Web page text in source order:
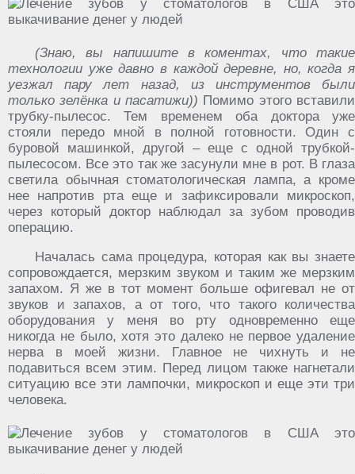
(Знаю, вы напишите в коментах, что такие
технологии уже давно в каждой деревне, но, когда я
уезжал пару лет назад, из инструментов были
только зелёнка и пасатижи)) Помимо этого вставили
трубку-пылесос. Тем временем оба доктора уже
стояли передо мной в полной готовности. Один с
буровой машинкой, другой – еще с одной трубкой-
пылесосом. Все это так же засунули мне в рот. В глаза
светила обычная стоматологическая лампа, а кроме
нее напротив рта еще и зафиксировали микроскоп,
через который доктор наблюдал за зубом проводив
операцию.
Началась сама процедура, которая как вы знаете
сопровождается, мерзким звуком и таким же мерзким
запахом. Я же в тот момент больше офигевал не от
звуков и запахов, а от того, что такого количества
оборудования у меня во рту одновременно еще
никогда не было, хотя это далеко не первое удаление
нерва в моей жизни. Главное не чихнуть и не
подавиться всем этим. Перед лицом также нагнетали
ситуацию все эти лампочки, микроскоп и еще эти три
человека.